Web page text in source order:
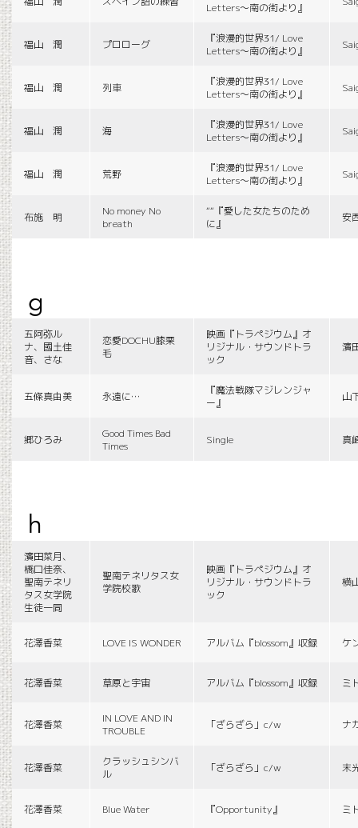
Letters〜南の街より』
福山 潤 プロローグ
『浪漫的世界31/ Love
Letters〜南の街より』
福山 潤 列車
『浪漫的世界31/ Love
Letters〜南の街より』
福山 潤 海
『浪漫的世界31/ Love
Letters〜南の街より』
福山 潤 荒野
『浪漫的世界31/ Love
Letters〜南の街より』
布施 明
No money No
breath
““『愛した女たちのため
に』
安
g
五阿弥ル
ナ、國土佳
音、さな
恋愛DOCHU膝栗
毛
映画『トラペジウム』オ
リジナル・サウンドトラ
ック
濱
五條真由美 永遠に…
『魔法戦隊マジレンジャ
ー』
山
郷ひろみ
Good Times Bad
Times
Single 真
h
濱田菜月、
橋口佳奈、
聖南テネリ
タス女学院
生徒一同
聖南テネリタス女
学院校歌
映画『トラペジウム』オ
リジナル・サウンドトラ
ック
横
花澤香菜 LOVE IS WONDER アルバム『blossom』収録 ケ
花澤香菜 草原と宇宙 アルバム『blossom』収録 ミ
花澤香菜
IN LOVE AND IN
TROUBLE
「ざらざら」c/w ナ
花澤香菜
クラッシュシンバ
ル
「ざらざら」c/w 末
花澤香菜 Blue Water 『Opportunity』 ミ